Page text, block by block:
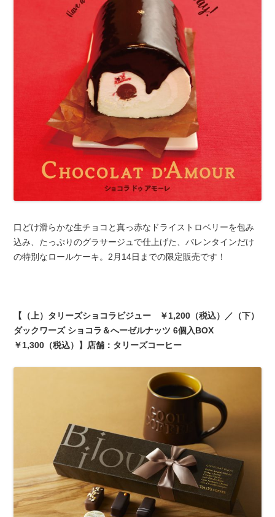
口どけ滑らかな生チョコと真っ赤なドライストロベリーを包み
込み、たっぷりのグラサージュで仕上げた、バレンタインだけ
の特別なロールケーキ。2月14日までの限定販売です！
【（上）タリーズショコラビジュー ￥1,200（税込）／（下）
ダックワーズ ショコラ＆へーゼルナッツ 6個入BOX
￥1,300（税込）】店舗：タリーズコーヒー